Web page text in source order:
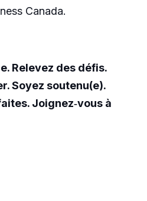
Canada.
Relevez des défis.
Soyez soutenu(e).
Joignez‑vous à